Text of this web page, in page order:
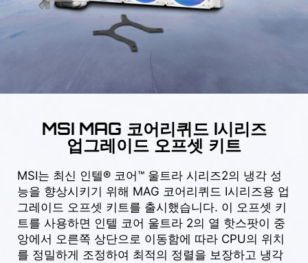
MSI MAG 코어리퀴드 I시리즈
업그레이드 오프셋 키트
MSI는 최신 인텔® 코어™ 울트라 시리즈2의 냉각 성
능을 향상시키기 위해 MAG 코어리퀴드 I시리즈용 업
그레이드 오프셋 키트를 출시했습니다. 이 오프셋 키
트를 사용하면 인텔 코어 울트라 2의 열 핫스팟이 중
앙에서 오른쪽 상단으로 이동함에 따라 CPU의 위치
를 정밀하게 조정하여 최적의 정렬을 보장하고 냉각